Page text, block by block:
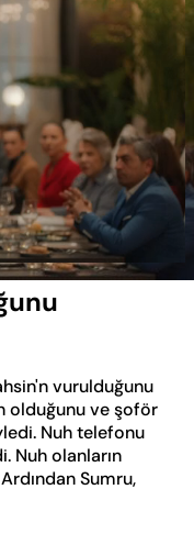
Oynatma
Hızı
vurulduğunu
olduğunu ve şoför
Nuh telefonu
Nuh olanların
Sumru,